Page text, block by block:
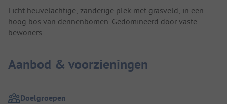
Licht heuvelachtige, zanderige plek met grasveld, in een
hoog bos van dennenbomen. Gedomineerd door vaste
bewoners.
Aanbod & voorzieningen
Doelgroepen